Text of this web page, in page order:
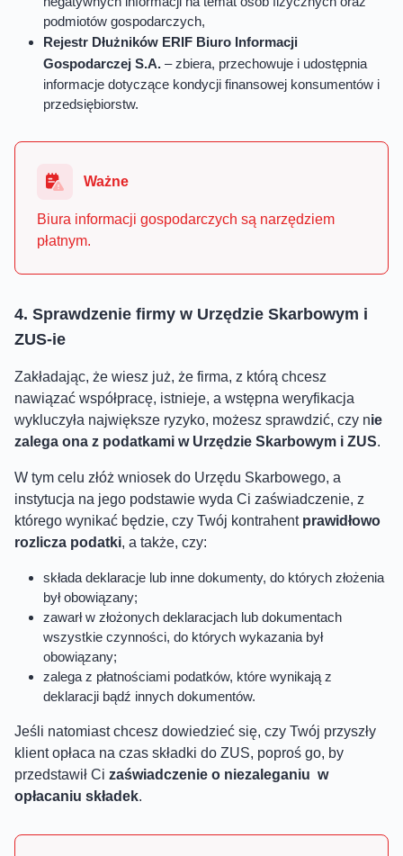
podmiotów gospodarczych,
Rejestr Dłużników ERIF Biuro Informacji
Gospodarczej S.A. – zbiera, przechowuje i udostępnia
informacje dotyczące kondycji finansowej konsumentów i
przedsiębiorstw.
Ważne
Biura informacji gospodarczych są narzędziem
płatnym.
4. Sprawdzenie firmy w Urzędzie Skarbowym i
ZUS-ie
Zakładając, że wiesz już, że firma, z którą chcesz
nawiązać współpracę, istnieje, a wstępna weryfikacja
wykluczyła największe ryzyko, możesz sprawdzić, czy nie
zalega ona z podatkami w Urzędzie Skarbowym i ZUS.
W tym celu złóż wniosek do Urzędu Skarbowego, a
instytucja na jego podstawie wyda Ci zaświadczenie, z
którego wynikać będzie, czy Twój kontrahentprawidłowo
rozlicza podatki, a także, czy:
składa deklaracje lub inne dokumenty, do których złożenia
był obowiązany;
zawarł w złożonych deklaracjach lub dokumentach
wszystkie czynności, do których wykazania był
obowiązany;
zalega z płatnościami podatków, które wynikają z
deklaracji bądź innych dokumentów.
Jeśli natomiast chcesz dowiedzieć się, czy Twój przyszły
klient opłaca na czas składki do ZUS, poproś go, by
przedstawił Ci zaświadczenie o niezaleganiu w
opłacaniu składek.